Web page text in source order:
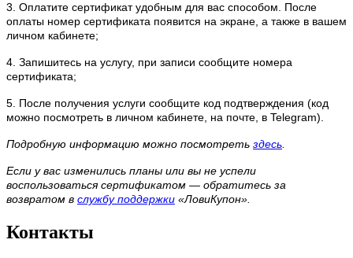
3. Оплатите сертификат удобным для вас способом. После
оплаты номер сертификата появится на экране, а также в вашем
личном кабинете;
4. Запишитесь на услугу, при записи сообщите номера
сертификата;
5. После получения услуги сообщите код подтверждения (код
можно посмотреть в личном кабинете, на почте, в Telegram).
Подробную информацию можно посмотреть здесь.
Если у вас изменились планы или вы не успели
воспользоваться сертификатом — обратитесь за
возвратом в службу поддержки «ЛовиКупон».
Контакты